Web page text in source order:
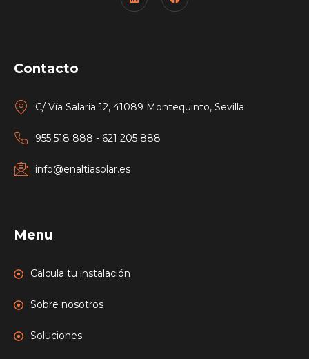
Contacto
C/ Vía Salaria 12, 41089 Montequinto, Sevilla
955 518 888 - 621 205 888
info@enaltiasolar.es
Menu
Calcula tu instalación
Sobre nosotros
Soluciones